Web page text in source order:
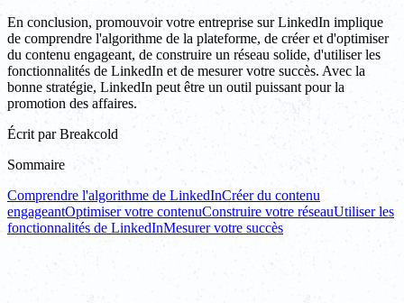
En conclusion, promouvoir votre entreprise sur LinkedIn implique
de comprendre l'algorithme de la plateforme, de créer et d'optimiser
du contenu engageant, de construire un réseau solide, d'utiliser les
fonctionnalités de LinkedIn et de mesurer votre succès. Avec la
bonne stratégie, LinkedIn peut être un outil puissant pour la
promotion des affaires.
Écrit par Breakcold
Sommaire
Comprendre l'algorithme de LinkedInCréer du contenu
engageantOptimiser votre contenuConstruire votre réseauUtiliser les
fonctionnalités de LinkedInMesurer votre succès